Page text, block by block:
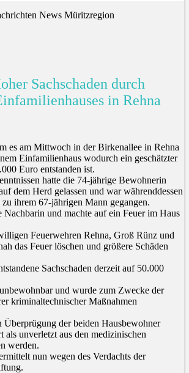
Sachschaden durch
in Rehna
es am Mittwoch in der Birkenallee in Rehna
Einfamilienhaus wodurch ein geschätzter
Euro entstanden ist.
hatte die 74-jährige Bewohnerin
dem Herd gelassen und war währenddessen
ihrem 67-jährigen Mann gegangen.
Nachbarin und machte auf ein Feuer im Haus
Feuerwehren Rehna, Groß Rünz und
das Feuer löschen und größere Schäden
Sachschaden derzeit auf 50.000
und wurde zum Zwecke der
kriminaltechnischer Maßnahmen
Überprügung der beiden Hausbewohner
als unverletzt aus den medizinischen
werden.
nun wegen des Verdachts der